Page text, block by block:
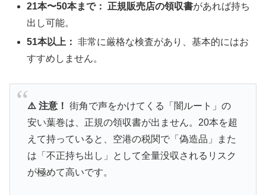
21本〜50本まで： 正規販売店の領収書があれば持ち
出し可能。
51本以上： 非常に厳格な検査があり、基本的にはお
すすめしません。
⚠️ 注意！ 街角で声をかけてくる「闇ルート」の
安い葉巻は、正規の領収書が出ません。20本を超
えて持っていると、空港の税関で「偽造品」また
は「不正持ち出し」として全量没収されるリスク
が極めて高いです。